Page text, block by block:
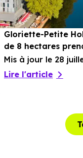
Gloriette-Petite
de 8 hectares
Mis à jour le 28
Lire l'article